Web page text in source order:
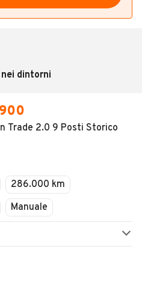
dintorni
Trade 2.0 9 Posti Storico
286.000 km
Manuale